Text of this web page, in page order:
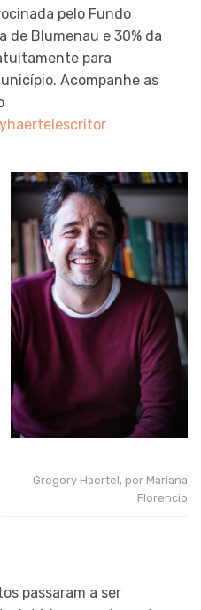
pelo Fundo
de Blumenau e 30% da
para
Acompanhe as
Gregory Haertel, por Mariana
Florencio
passaram a ser